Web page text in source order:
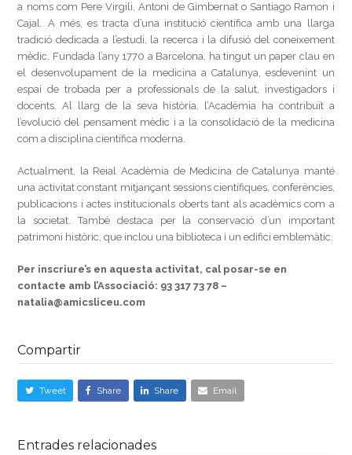
a noms com Pere Virgili, Antoni de Gimbernat o Santiago Ramon i
Cajal. A més, es tracta d’una institució científica amb una llarga
tradició dedicada a l’estudi, la recerca i la difusió del coneixement
mèdic. Fundada l’any 1770 a Barcelona, ha tingut un paper clau en
el desenvolupament de la medicina a Catalunya, esdevenint un
espai de trobada per a professionals de la salut, investigadors i
docents. Al llarg de la seva història, l’Acadèmia ha contribuït a
l’evolució del pensament mèdic i a la consolidació de la medicina
com a disciplina científica moderna.
Actualment, la Reial Acadèmia de Medicina de Catalunya manté
una activitat constant mitjançant sessions científiques, conferències,
publicacions i actes institucionals oberts tant als acadèmics com a
la societat. També destaca per la conservació d’un important
patrimoni històric, que inclou una biblioteca i un edifici emblemàtic.
Per inscriure’s en aquesta activitat, cal posar-se en
contacte amb l’Associació: 93 317 73 78 –
natalia@amicsliceu.com
Compartir
Tweet Share Share Email
Entrades relacionades